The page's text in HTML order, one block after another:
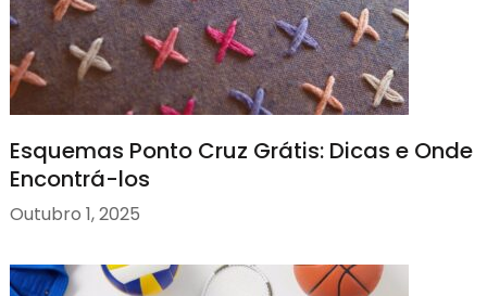
Esquemas Ponto Cruz Grátis: Dicas e Onde
Encontrá-los
Outubro 1, 2025